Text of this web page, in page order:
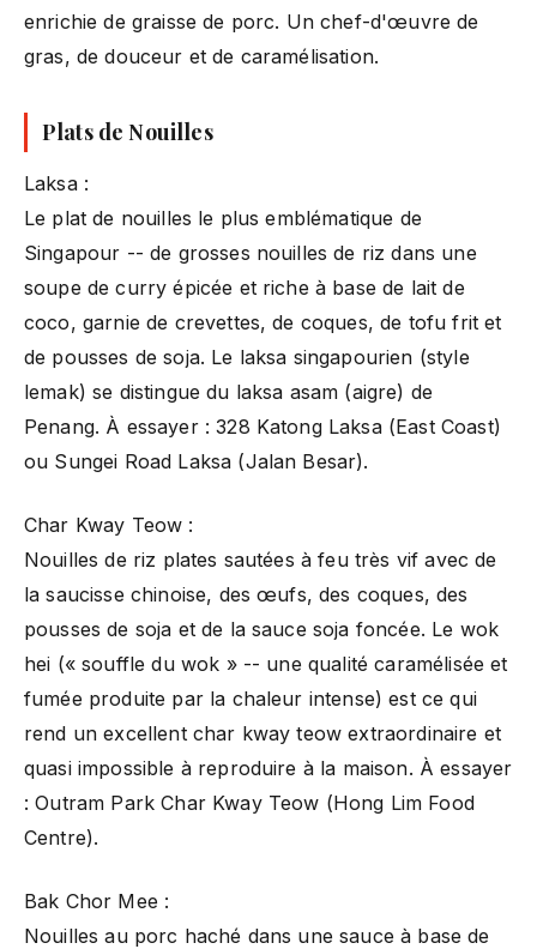
enrichie de graisse de porc. Un chef-d'œuvre de
gras, de douceur et de caramélisation.
Plats de Nouilles
Laksa :
Le plat de nouilles le plus emblématique de
Singapour -- de grosses nouilles de riz dans une
soupe de curry épicée et riche à base de lait de
coco, garnie de crevettes, de coques, de tofu frit et
de pousses de soja. Le laksa singapourien (style
lemak) se distingue du laksa asam (aigre) de
Penang. À essayer : 328 Katong Laksa (East Coast)
ou Sungei Road Laksa (Jalan Besar).
Char Kway Teow :
Nouilles de riz plates sautées à feu très vif avec de
la saucisse chinoise, des œufs, des coques, des
pousses de soja et de la sauce soja foncée. Le wok
hei (« souffle du wok » -- une qualité caramélisée et
fumée produite par la chaleur intense) est ce qui
rend un excellent char kway teow extraordinaire et
quasi impossible à reproduire à la maison. À essayer
: Outram Park Char Kway Teow (Hong Lim Food
Centre).
Bak Chor Mee :
Nouilles au porc haché dans une sauce à base de